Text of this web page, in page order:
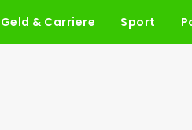
Geld & Carriere Sport